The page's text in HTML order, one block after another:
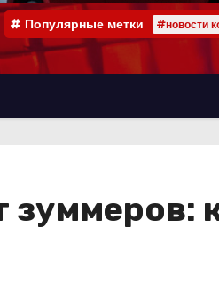
Популярные метки #новости